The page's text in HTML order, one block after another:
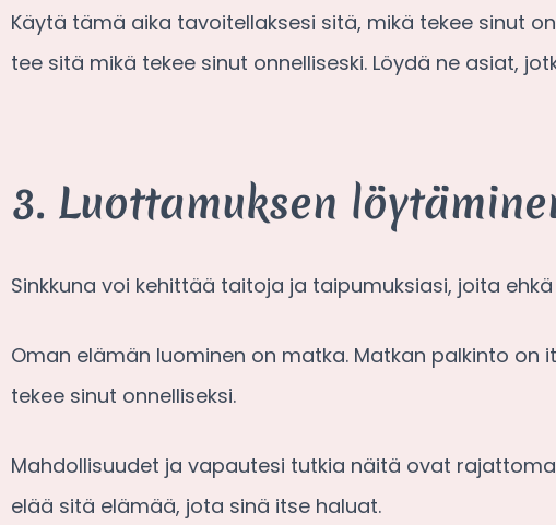
Käytä tämä aika tavoitellaksesi sitä, mikä tekee sinut
tee sitä mikä tekee sinut onnelliseski. Löydä ne asiat,
3. Luottamuksen
Sinkkuna voi kehittää taitoja ja taipumuksiasi, joita
Oman elämän luominen on matka. Matkan palkinto
tekee sinut onnelliseksi.
Mahdollisuudet ja vapautesi tutkia näitä ovat
elää sitä elämää, jota sinä itse haluat.